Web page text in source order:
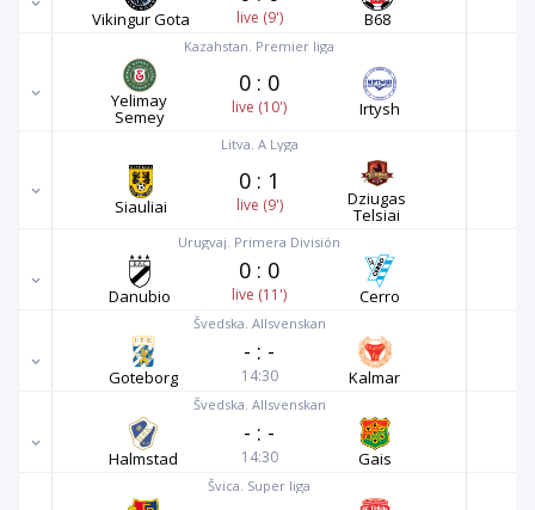
Vikingur Gota live (9') B68
Kazahstan. Premier liga
Yelimay
Semey
0 : 0
live (10') Irtysh
Litva. A Lyga
Siauliai
0 : 1
live (9') Dziugas
Telsiai
Urugvaj. Primera División
Danubio
0 : 0
live (11') Cerro
Švedska. Allsvenskan
Goteborg
- : -
14:30 Kalmar
Švedska. Allsvenskan
Halmstad
- : -
14:30 Gais
Švica. Super liga